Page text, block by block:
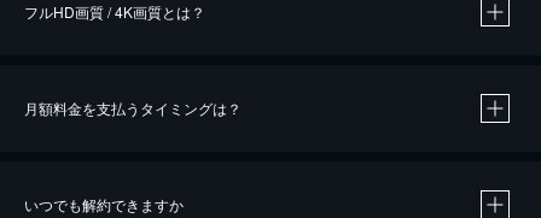
※40％ポイント還元の対象は、クレジットカード決済による作品の購入 / レンタルです。
iOSアプリのUコイン決済による作品の購入 / レンタルは、20％のポイント還元です。
フルHD画質 / 4K画質とは？
月額料金を支払うタイミングは？
いつでも解約できますか